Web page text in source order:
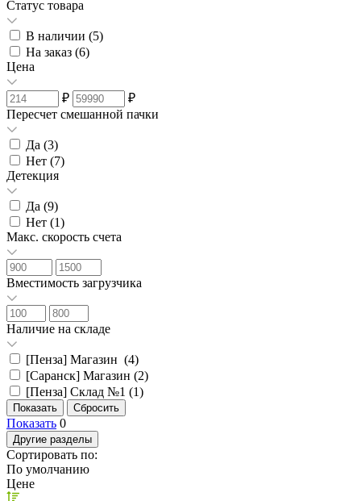
Статус товара
В наличии (5)
На заказ (6)
Цена
₽
₽
Пересчет смешанной пачки
Да (3)
Нет (7)
Детекция
Да (9)
Нет (1)
Макс. скорость счета
Вместимость загрузчика
Наличие на складе
[Пенза] Магазин (4)
[Саранск] Магазин (2)
[Пенза] Склад №1 (1)
Показать 0
Другие разделы
Сортировать по:
По умолчанию
Цене